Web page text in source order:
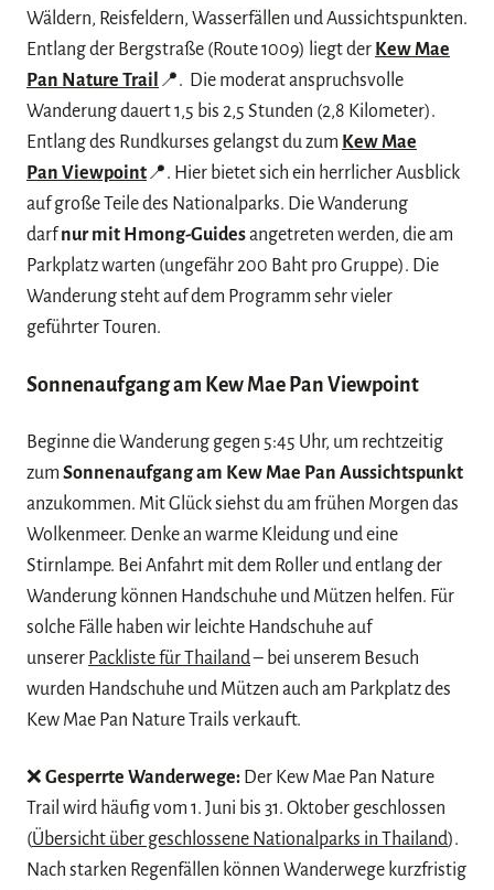
Wäldern, Reisfeldern, Wasserfällen und Aussichtspunkten.
Entlang der Bergstraße (Route 1009) liegt der Kew Mae
Pan Nature Trail 📍. Die moderat anspruchsvolle
Wanderung dauert 1,5 bis 2,5 Stunden (2,8 Kilometer).
Entlang des Rundkurses gelangst du zum Kew Mae
Pan Viewpoint📍. Hier bietet sich ein herrlicher Ausblick
auf große Teile des Nationalparks. Die Wanderung
darfnur mit Hmong-Guidesangetreten werden, die am
Parkplatz warten (ungefähr 200 Baht pro Gruppe). Die
Wanderung steht auf dem Programm sehr vieler
geführter Touren.
Sonnenaufgang am Kew Mae Pan Viewpoint
Beginne die Wanderung gegen 5:45 Uhr, um rechtzeitig
zum Sonnenaufgang am Kew Mae Pan Aussichtspunkt
anzukommen. Mit Glück siehst du am frühen Morgen das
Wolkenmeer. Denke an warme Kleidung und eine
Stirnlampe. Bei Anfahrt mit dem Roller und entlang der
Wanderung können Handschuhe und Mützen helfen. Für
solche Fälle haben wir leichte Handschuhe auf
unserer Packliste für Thailand– bei unserem Besuch
wurden Handschuhe und Mützen auch am Parkplatz des
Kew Mae Pan Nature Trails verkauft.
❌ Gesperrte Wanderwege: Der Kew Mae Pan Nature
Trail wird häufig vom 1. Juni bis 31. Oktober geschlossen
(Übersicht über geschlossene Nationalparks in Thailand).
Nach starken Regenfällen können Wanderwege kurzfristig